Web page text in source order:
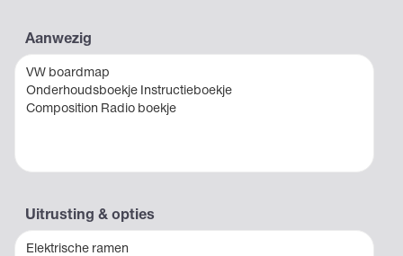
Aanwezig
VW boardmap
Onderhoudsboekje Instructieboekje
Composition Radio boekje
Uitrusting & opties
Elektrische ramen